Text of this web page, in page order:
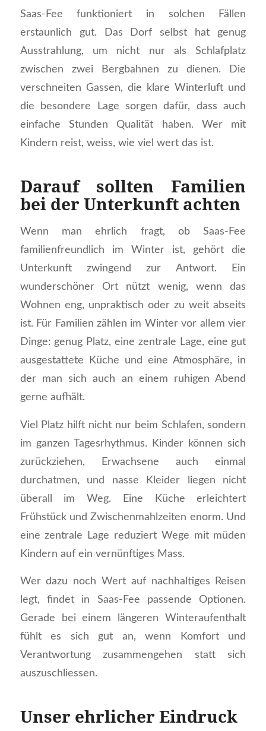
Saas-Fee funktioniert in solchen Fällen
erstaunlich gut. Das Dorf selbst hat genug
Ausstrahlung, um nicht nur als Schlafplatz
zwischen zwei Bergbahnen zu dienen. Die
verschneiten Gassen, die klare Winterluft und
die besondere Lage sorgen dafür, dass auch
einfache Stunden Qualität haben. Wer mit
Kindern reist, weiss, wie viel wert das ist.
Darauf sollten Familien
bei der Unterkunft achten
Wenn man ehrlich fragt, ob Saas-Fee
familienfreundlich im Winter ist, gehört die
Unterkunft zwingend zur Antwort. Ein
wunderschöner Ort nützt wenig, wenn das
Wohnen eng, unpraktisch oder zu weit abseits
ist. Für Familien zählen im Winter vor allem vier
Dinge: genug Platz, eine zentrale Lage, eine gut
ausgestattete Küche und eine Atmosphäre, in
der man sich auch an einem ruhigen Abend
gerne aufhält.
Viel Platz hilft nicht nur beim Schlafen, sondern
im ganzen Tagesrhythmus. Kinder können sich
zurückziehen, Erwachsene auch einmal
durchatmen, und nasse Kleider liegen nicht
überall im Weg. Eine Küche erleichtert
Frühstück und Zwischenmahlzeiten enorm. Und
eine zentrale Lage reduziert Wege mit müden
Kindern auf ein vernünftiges Mass.
Wer dazu noch Wert auf nachhaltiges Reisen
legt, findet in Saas-Fee passende Optionen.
Gerade bei einem längeren Winteraufenthalt
fühlt es sich gut an, wenn Komfort und
Verantwortung zusammengehen statt sich
auszuschliessen.
Unser ehrlicher Eindruck